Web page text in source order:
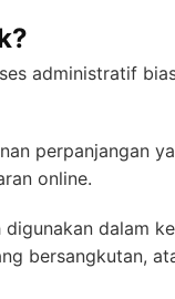
administratif
perpanjangan
online.
dalam
bersangkutan,